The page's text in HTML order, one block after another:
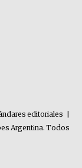
editoriales
Argentina. Todos